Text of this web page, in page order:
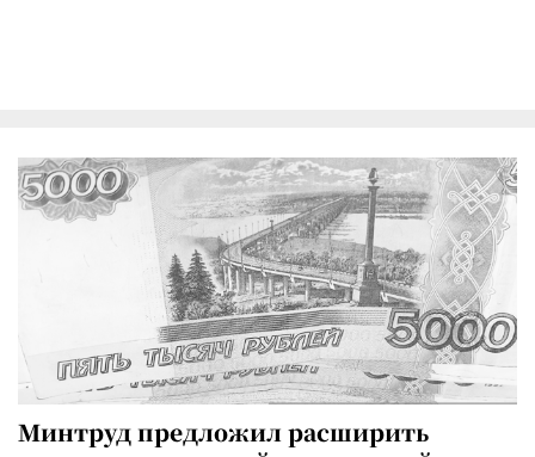
Минтруд предложил расширить